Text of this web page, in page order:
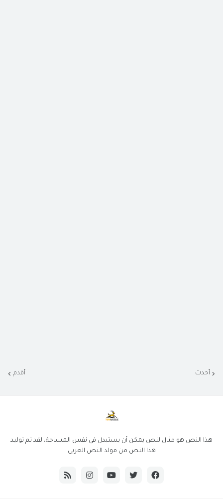
أحدث أقدم
هذا النص هو مثال لنص يمكن أن يستبدل في نفس المساحة، لقد تم توليد
هذا النص من مولد النص العربى